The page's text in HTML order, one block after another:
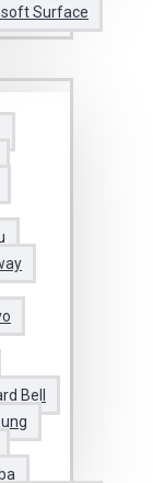
Surface
Bell